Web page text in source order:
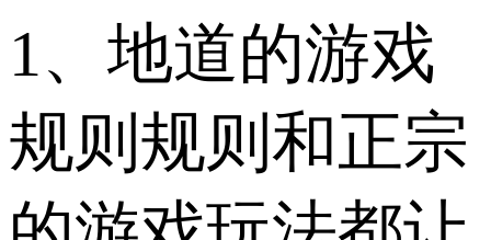
1、地道的游戏
规则规则和正宗